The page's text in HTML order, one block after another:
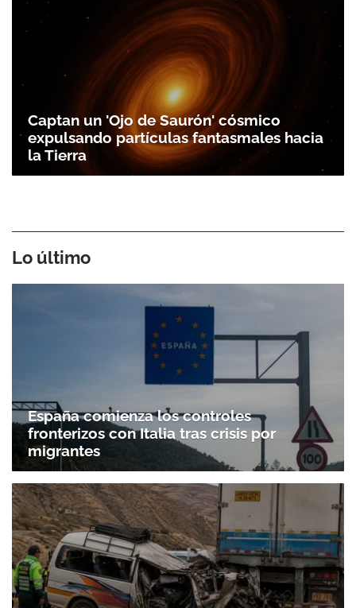
Captan un 'Ojo de Saurón' cósmico
expulsando partículas fantasmales hacia
la Tierra
Lo último
España comienza los controles
fronterizos con Italia tras crisis por
migrantes